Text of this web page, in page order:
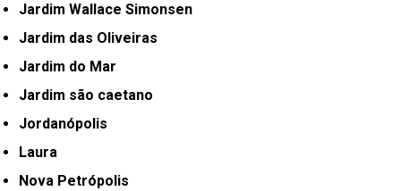
Jardim Wallace Simonsen
Jardim das Oliveiras
Jardim do Mar
Jardim são caetano
Jordanópolis
Laura
Nova Petrópolis